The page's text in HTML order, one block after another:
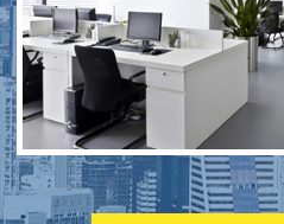
图书馆RFID电子标签管理系统